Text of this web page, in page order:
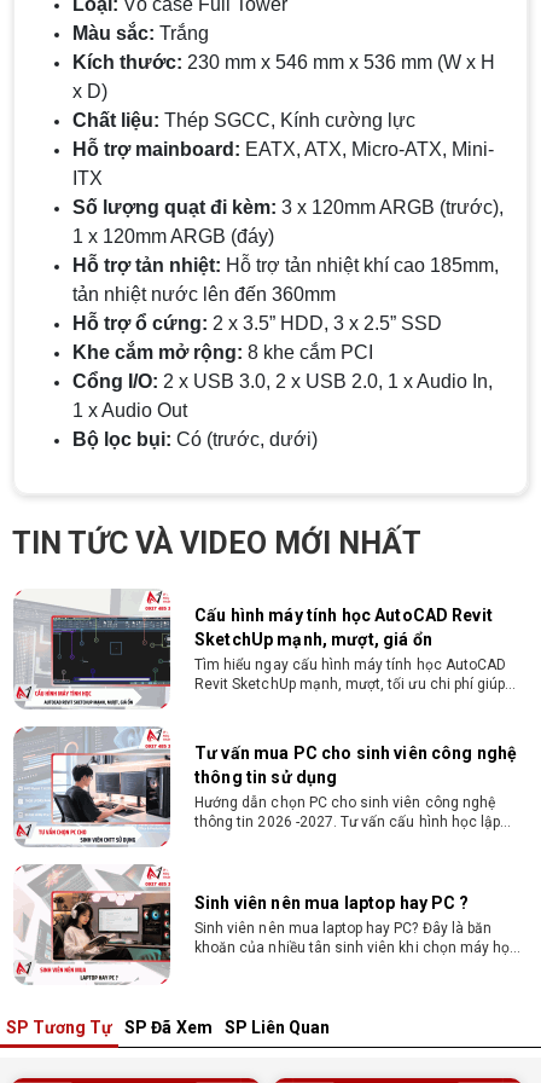
Màu sắc: Trắng
Kích thước: 230 mm x 546 mm x 536 mm (W x H
x D)
Chất liệu: Thép SGCC, Kính cường lực
Hỗ trợ mainboard: EATX, ATX, Micro-ATX, Mini-
ITX
Số lượng quạt đi kèm: 3 x 120mm ARGB (trước),
1 x 120mm ARGB (đáy)
Hỗ trợ tản nhiệt: Hỗ trợ tản nhiệt khí cao 185mm,
tản nhiệt nước lên đến 360mm
Hỗ trợ ổ cứng: 2 x 3.5” HDD, 3 x 2.5” SSD
Khe cắm mở rộng: 8 khe cắm PCI
Cổng I/O: 2 x USB 3.0, 2 x USB 2.0, 1 x Audio In,
1 x Audio Out
Bộ lọc bụi: Có (trước, dưới)
TIN TỨC VÀ VIDEO MỚI NHẤT
giữa màn hình máy tính và tivi có rất nhiều sự
khác biệt, nên chúng ta cần cân nhắc trước khi
chọn thiết bị này thay thế thiết bị kia
ĐIỀU KIỆN TRẢ GÓP HOME CREDIT TẠI VI
1. Điều kiện trả góp Công dân Việt Nam, độ tuổi
20-60 (nam), 20-55 (nữ). Có CCCD/Thẻ Căn cước
chính chủ còn hiệu lực. Không có lịch sử nợ xấu
THÔNG TIN TUYỂN DỤNG VI TÍNH
NGUYỄN THẮNG 2026
Yêu cầu công việc Tốt nghiệp Cao đẳng , Đại học
chuyên ngành CNTT , QTKD hoặc các ngành liên
quan. Ưu tiên biết tiếng Anh cơ bản Có khả năng
tinh thần học hỏi, sáng tạo, tinh thần trách nhiệm
cao, quyết đoán. Kinh nghiệm ít nhất 2 năm ở vị
trí tương đương
ĐIỀU KIỆN TRẢ GÓP HDSAIGON
Gói hỗ trợ vay ưu đãi: - Khoản vay lên đến 100
vòng 10 phút
họa từ 2D, dựng video đến 3D
Hướng dẫn chọn PC cho sinh viên thiết kế đồ họa
từ 2D, dựng video đến 3D. Cấu hình tối ưu, dùng
Cấu hình máy tính học AutoCAD Revit
SketchUp mạnh, mượt, giá ổn
Tìm hiểu ngay cấu hình máy tính học AutoCAD
Revit SketchUp mạnh, mượt, tối ưu chi phí giúp
Tư vấn mua PC cho sinh viên công nghệ
thông tin sử dụng
Hướng dẫn chọn PC cho sinh viên công nghệ
thông tin 2026 -2027. Tư vấn cấu hình học lập
Sinh viên nên mua laptop hay PC ?
Sinh viên nên mua laptop hay PC? Đây là băn
khoăn của nhiều tân sinh viên khi chọn máy học
Laptop Sinh Viên 15–20 Triệu 2026: Cấu
Hình Nào Đáng Tiền?
Tìm laptop sinh viên 15–20 triệu phù hợp ngành
SP Tương Tự SP Đã Xem SP Liên Quan